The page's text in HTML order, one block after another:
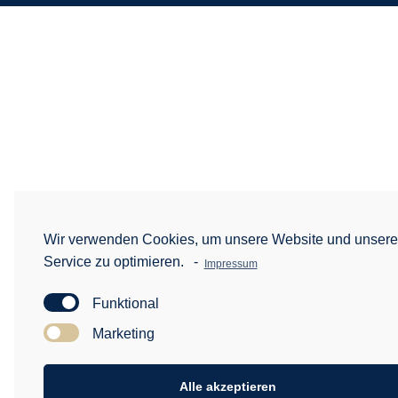
Wir verwenden Cookies, um unsere Website und
Service zu optimieren.
- Impressum
Funktional
Marketing
Alle akzeptieren